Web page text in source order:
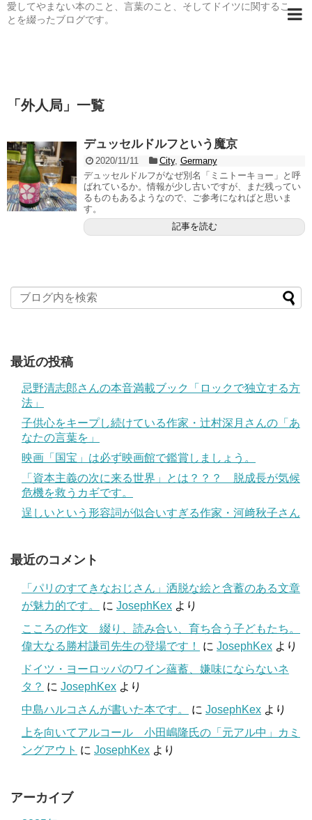
愛してやまない本のこと、言葉のこと、そしてドイツに関するこ
とを綴ったブログです。
「 外人局 」 一覧
デュッセルドルフという魔京
2020/11/11 City, Germany
デュッセルドルフがなぜ別名「ミニトーキョー」と呼
ばれているか。情報が少し古いですが、まだ残ってい
るものもあるようなので、ご参考になればと思いま
す。
記事を読む
最近の投稿
忌野清志郎さんの本音満載ブック「ロックで独立する方
法」
子供心をキープし続けている作家・辻村深月さんの「あ
なたの言葉を」
映画「国宝」は必ず映画館で鑑賞しましょう。
「資本主義の次に来る世界」とは？？？ 脱成長が気候
危機を救うカギです。
逞しいという形容詞が似合いすぎる作家・河﨑秋子さん
最近のコメント
「パリのすてきなおじさん」洒脱な絵と含蓄のある文章
が魅力的です。
に JosephKex より
こころの作文 綴り、読み合い、育ち合う子どもたち。
偉大なる勝村謙司先生の登場です！
に JosephKex より
ドイツ・ヨーロッパのワイン蘊蓄、嫌味にならないネ
タ？ に JosephKex より
中島ハルコさんが書いた本です。
に JosephKex より
上を向いてアルコール 小田嶋隆氏の「元アル中」カミ
ングアウト に JosephKex より
アーカイブ